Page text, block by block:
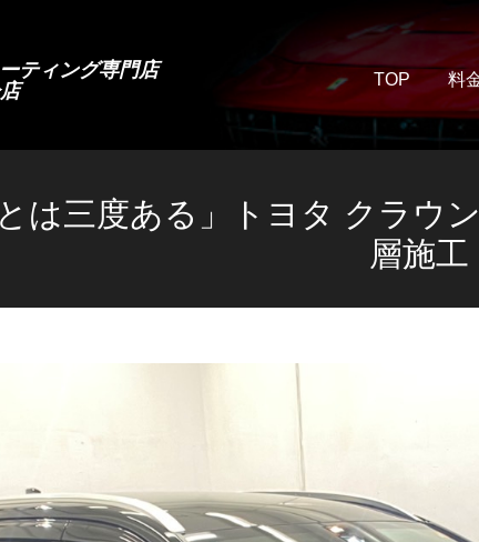
ティング専門店
TOP 料
とは三度ある」トヨタ クラ
層施工